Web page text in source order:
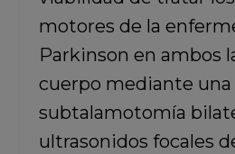
motores de la
Parkinson en ambos
cuerpo mediante una
subtalamotomía
ultrasonidos focales